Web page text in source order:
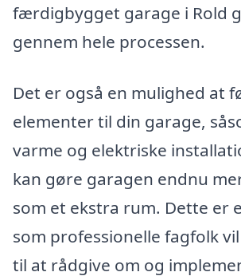
færdigbygget garage i Rold
gennem hele processen.
Det er også en mulighed at
elementer til din garage,
varme og elektriske
kan gøre garagen endnu
som et ekstra rum. Dette er
som professionelle fagfolk
til at rådgive om og